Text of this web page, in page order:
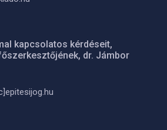
kapcsolatos kérdéseit,
dr. Jámbor